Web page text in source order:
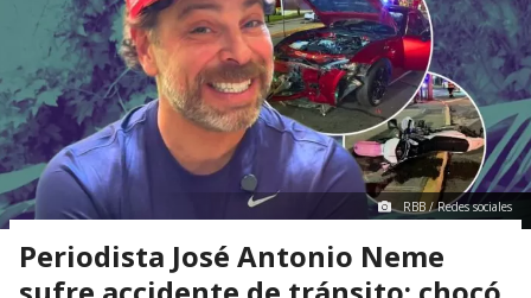
RBB / Redes sociales
Periodista José Antonio Neme